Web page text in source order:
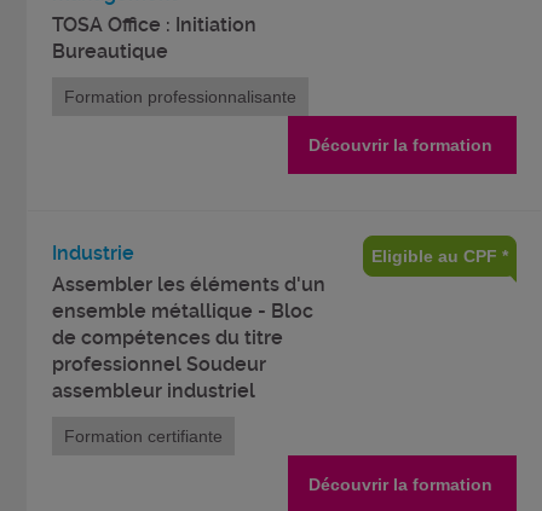
TOSA Office : Initiation
Bureautique
Formation professionnalisante
Découvrir la formation
Industrie
Assembler les éléments d'un
ensemble métallique - Bloc
de compétences du titre
professionnel Soudeur
assembleur industriel
Eligible au CPF *
Formation certifiante
Découvrir la formation